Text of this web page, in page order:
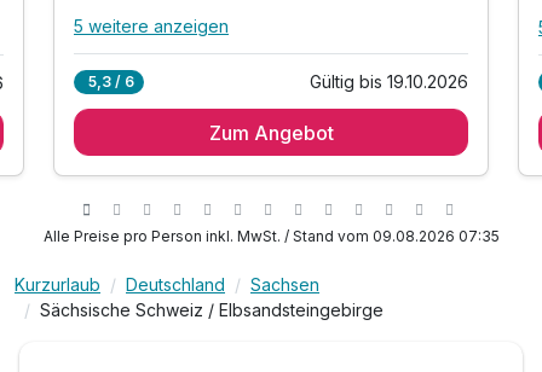
Alle Inklusivleistungen
2 x reichhaltiges Frühstück vom Buffet
inkl. Internetzugang WLAN
inkl. Saunatücher während des Aufenthaltes
inkl. Parkplatz am Hotel
5 weitere anzeigen
5,3 / 6 Gültig bis 19.10.2026
Zum Angebot
Alle Preise pro Person inkl. MwSt. / Stand vom 09.08.2026 07:35
Kurzurlaub Deutschland
Sachsen
Sächsische Schweiz / Elbsandsteingebirge